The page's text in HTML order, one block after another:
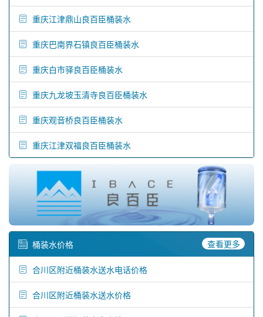
重庆江津鼎山良百臣桶装水
重庆巴南界石镇良百臣桶装水
重庆白市驿良百臣桶装水
重庆九龙坡玉清寺良百臣桶装水
重庆观音桥良百臣桶装水
重庆江津双福良百臣桶装水
桶装水价格 查看更多
合川区附近桶装水送水电话价格
合川区附近桶装水送水价格